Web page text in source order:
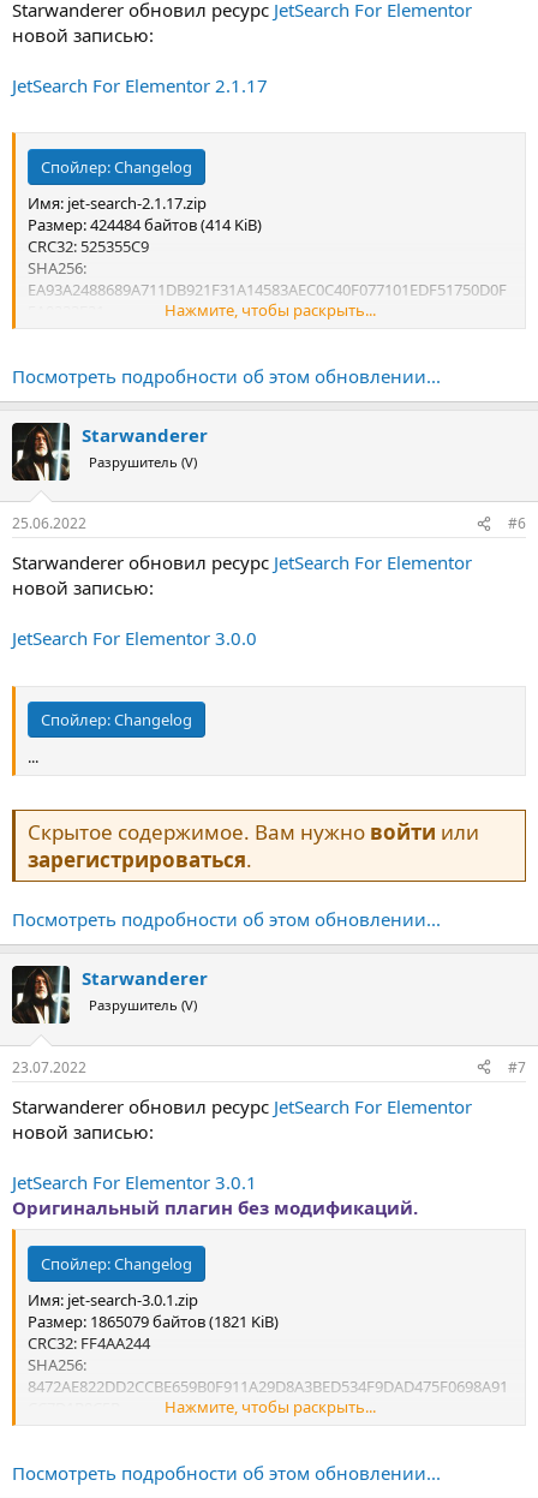
Starwanderer обновил ресурс JetSearch For Elementor
новой записью:
JetSearch For Elementor 2.1.17
Спойлер:Changelog
Имя: jet-search-2.1.17.zip
Размер: 424484 байтов (414 KiB)
CRC32: 525355C9
SHA256:
EA93A2488689A711DB921F31A14583AEC0C40F077101EDF51750D0F
SHA1: 4ECA857DF554D9A877648469820AF285F17DB14E
Нажмите, чтобы раскрыть...
Посмотреть подробности об этом обновлении...
Starwanderer
Разрушитель (V)
25.06.2022 #6
Starwanderer обновил ресурс JetSearch For Elementor
новой записью:
JetSearch For Elementor 3.0.0
Спойлер:Changelog
...
Скрытое содержимое. Вам нужно войти или
зарегистрироваться.
Посмотреть подробности об этом обновлении...
Starwanderer
Разрушитель (V)
23.07.2022 #7
Starwanderer обновил ресурс JetSearch For Elementor
новой записью:
JetSearch For Elementor 3.0.1
Оригинальный плагин без модификаций.
Спойлер:Changelog
Имя: jet-search-3.0.1.zip
Размер: 1865079 байтов (1821 KiB)
CRC32: FF4AA244
SHA256:
8472AE822DD2CCBE659B0F911A29D8A3BED534F9DAD475F0698A91
SHA1: 5F70879A39FA3B9B50A7034572FBE33C2F91DE84
Нажмите, чтобы раскрыть...
Посмотреть подробности об этом обновлении...